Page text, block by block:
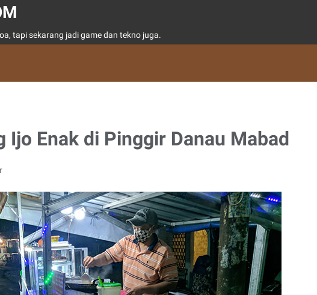
tapi sekarang jadi game dan tekno juga.
Ijo Enak di Pinggir Danau Mabad